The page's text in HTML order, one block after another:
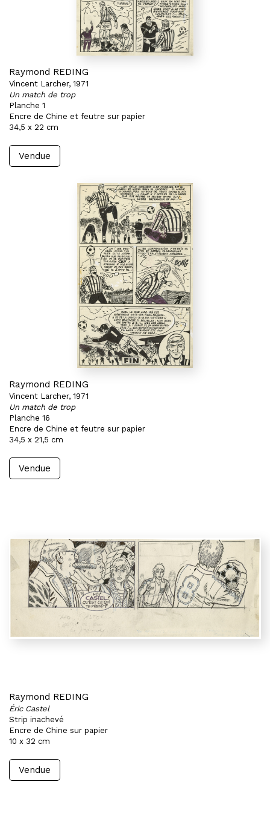
Raymond REDING
Vincent Larcher, 1971
Un match de trop
Planche 1
Encre de Chine et feutre sur papier
34,5 x 22 cm
Vendue
Raymond REDING
Vincent Larcher, 1971
Un match de trop
Planche 16
Encre de Chine et feutre sur papier
34,5 x 21,5 cm
Vendue
Raymond REDING
Éric Castel
Strip inachevé
Encre de Chine sur papier
10 x 32 cm
Vendue